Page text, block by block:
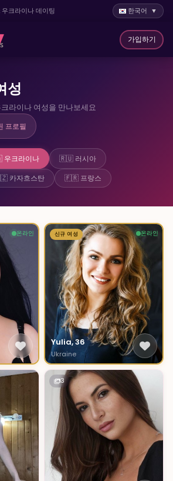
크라이나 데이팅 한국어 ▼
가입하기
성
라이나 여성을 만나보세요
프로필
크라이나
🇷🇺 러시아
카자흐스탄 🇫🇷 프랑스
온라인 1 온라인
신규 여성
Yulia, 36
Ukraine
3